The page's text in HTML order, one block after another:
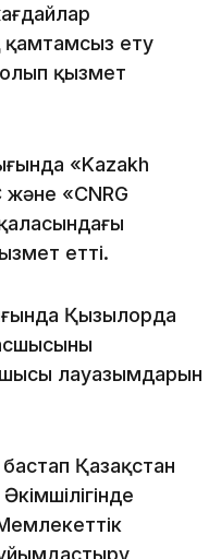
қамтамсыз ету
қызмет
«Kazakh
«CNRG
етті.
Қызылорда
лауазымдарын
Қазақстан